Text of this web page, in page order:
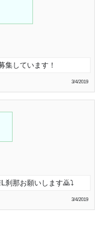
集しています！
3/4/2019
刹那お願いします🙇⤵
3/4/2019